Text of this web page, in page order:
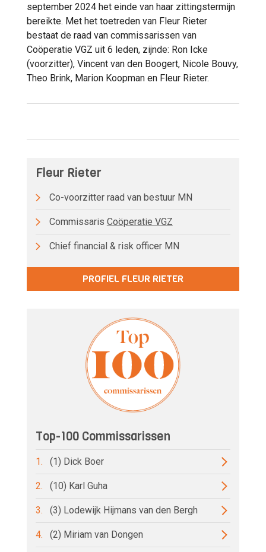
september 2024 het einde van haar zittingstermijn
bereikte. Met het toetreden van Fleur Rieter
bestaat de raad van commissarissen van
Coöperatie VGZ uit 6 leden, zijnde: Ron Icke
(voorzitter), Vincent van den Boogert, Nicole Bouvy,
Theo Brink, Marion Koopman en Fleur Rieter.
Fleur Rieter
Co-voorzitter raad van bestuur MN
Commissaris Coöperatie VGZ
Chief financial & risk officer MN
PROFIEL FLEUR RIETER
Top-100 Commissarissen
1. (1) Dick Boer
2. (10) Karl Guha
3. (3) Lodewijk Hijmans van den Bergh
4. (2) Miriam van Dongen